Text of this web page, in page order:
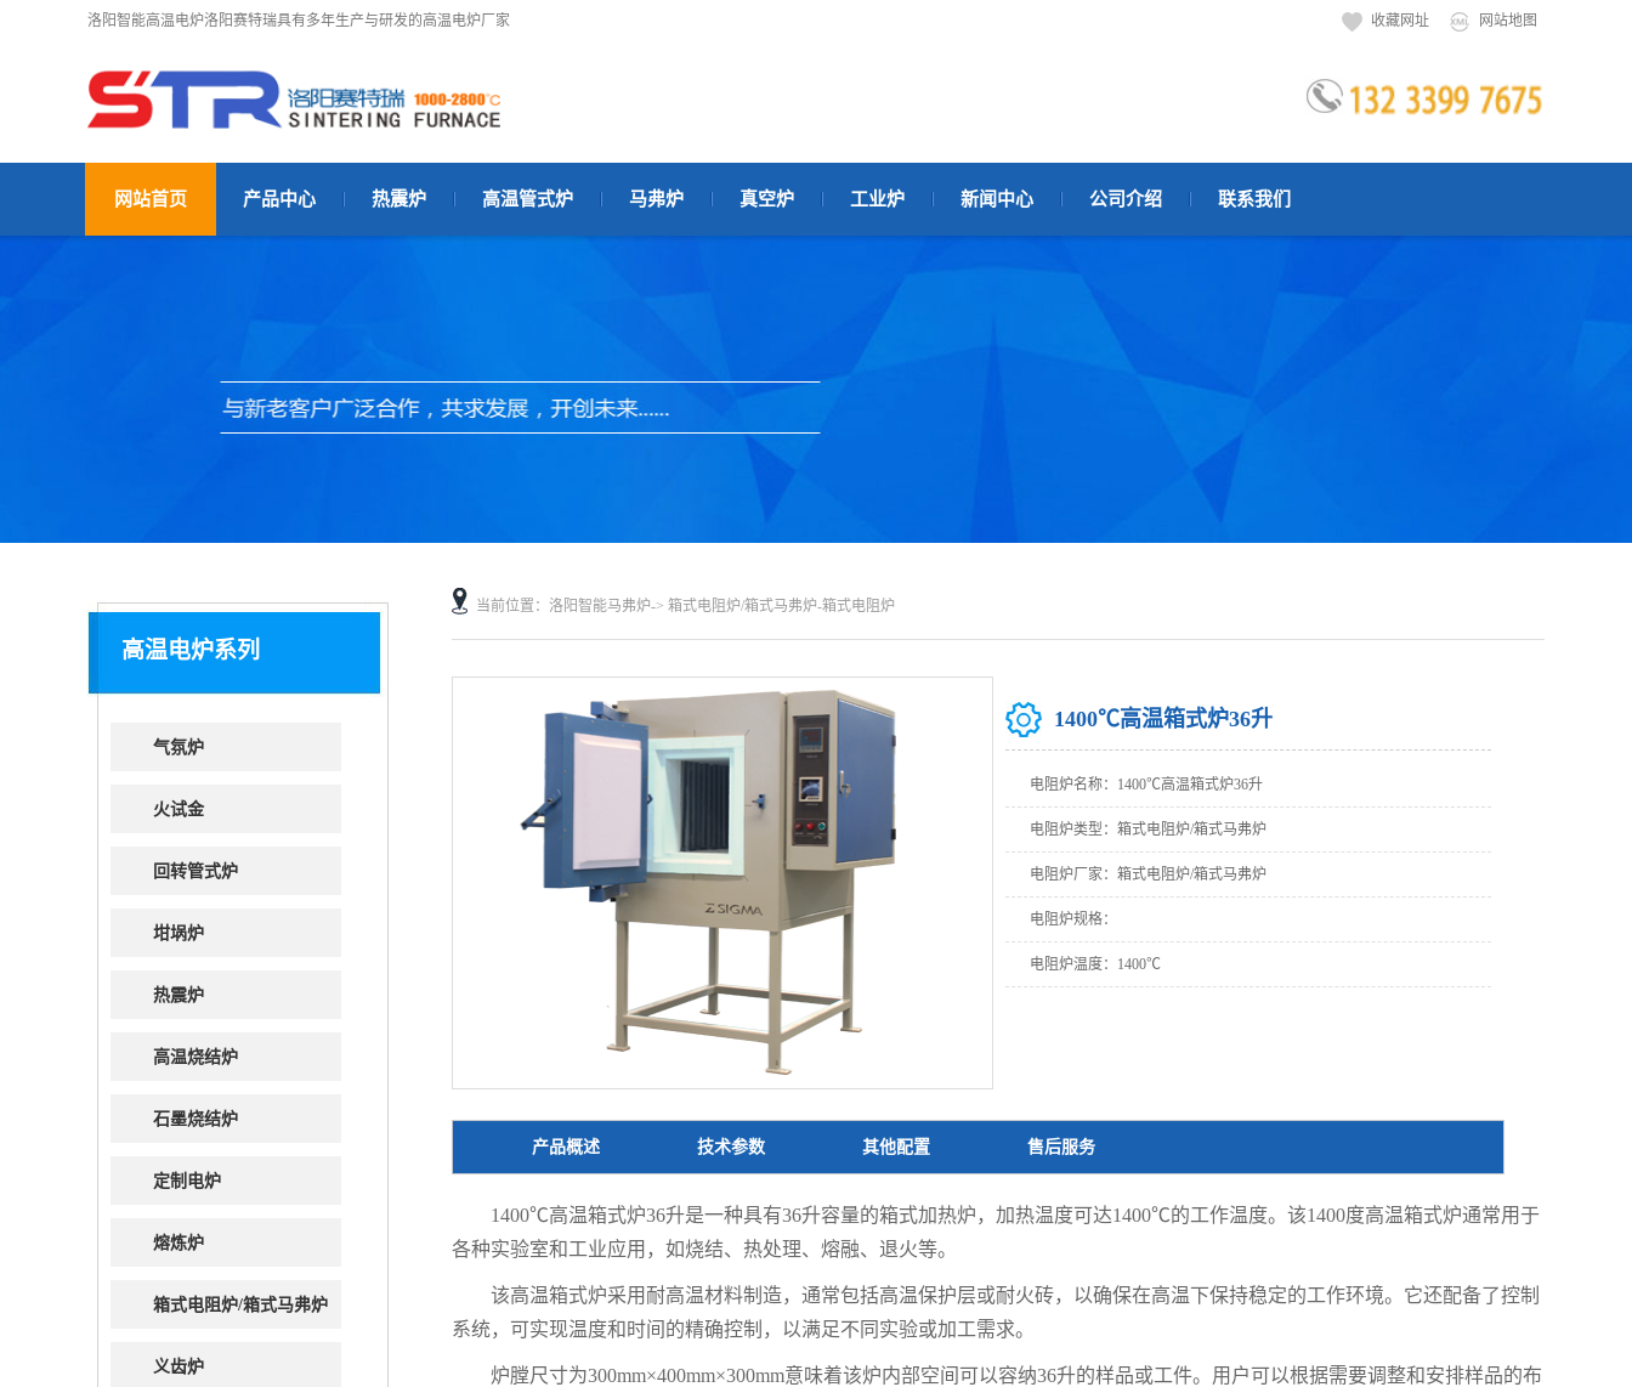
收藏网址 网站地图
洛阳智能高温电炉洛阳赛特瑞具有多年生产与研发的高温电炉厂家
网站首页 产品中心 热震炉 高温管式炉 马弗炉 真空炉 工业炉 新闻中心 公司介绍 联系我们
当前位置：洛阳智能马弗炉-> 箱式电阻炉/箱式马弗炉-箱式电阻炉
1400℃高温箱式炉36升
电阻炉名称： 1400℃高温箱式炉36升
电阻炉类型： 箱式电阻炉/箱式马弗炉
电阻炉厂家： 箱式电阻炉/箱式马弗炉
电阻炉规格：
电阻炉温度： 1400℃
产品概述 技术参数 其他配置 售后服务
1400℃高温箱式炉36升是一种具有36升容量的箱式加热炉，加热温度可达1400℃的工作温度。该1400度高温箱式炉通常用于
各种实验室和工业应用，如烧结、热处理、熔融、退火等。
该高温箱式炉采用耐高温材料制造，通常包括高温保护层或耐火砖，以确保在高温下保持稳定的工作环境。它还配备了控制
系统，可实现温度和时间的精确控制，以满足不同实验或加工需求。
炉膛尺寸为300mm×400mm×300mm意味着该炉内部空间可以容纳36升的样品或工件。用户可以根据需要调整和安排样品的布
高温电炉系列
气氛炉
火试金
回转管式炉
坩埚炉
热震炉
高温烧结炉
石墨烧结炉
定制电炉
熔炼炉
箱式电阻炉/箱式马弗炉
义齿炉